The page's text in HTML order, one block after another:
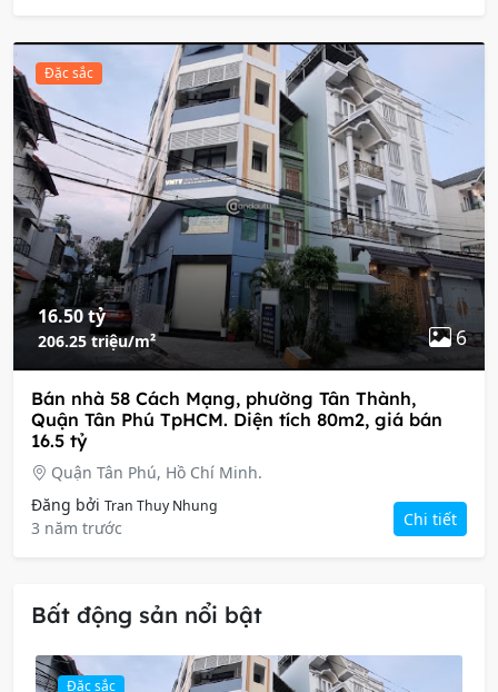
Đặc sắc
16.50 tỷ
206.25 triệu/m² 6
Bán nhà 58 Cách Mạng, phường Tân Thành,
Quận Tân Phú TpHCM. Diện tích 80m2, giá bán
16.5 tỷ
Quận Tân Phú, Hồ Chí Minh.
Đăng bởi Tran Thuy Nhung
3 năm trước Chi tiết
Bất động sản nổi bật
Đặc sắc